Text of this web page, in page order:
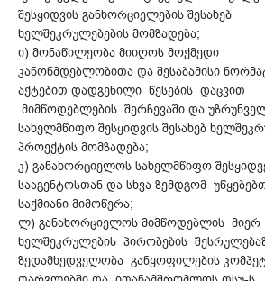
შესყიდვის განხორციელების შესახებ
ხელშეკრულებების მომზადება;
ი) მონაწილეობა მიიღოს მოქმედი
კანონმდებლობითა და შესაბამისი
აქტებით დადგენილი წესების დაცვით
მიმწოდებლების შერჩევაში და
სახელმწიფო შესყიდვის შესახებ
პროექტის მომზადება;
კ) განახორციელოს სახელმწიფო
სააგენტოსთან და სხვა ზემდგომ
საქმიანი მიმოწერა;
ლ) განახორციელოს მიმწოდებლის მიერ
ხელშეკრულების პირობების
ზედამხედველობა განყოფილების